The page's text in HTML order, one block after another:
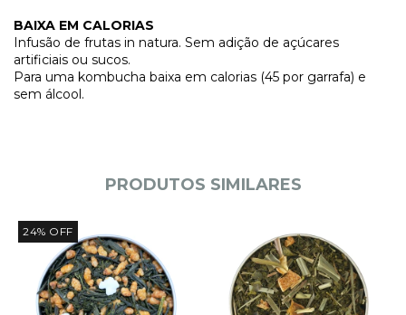
BAIXA EM CALORIAS
Infusão de frutas in natura. Sem adição de açúcares
artificiais ou sucos.
Para uma kombucha baixa em calorias (45 por garrafa) e
sem álcool.
PRODUTOS SIMILARES
24% OFF